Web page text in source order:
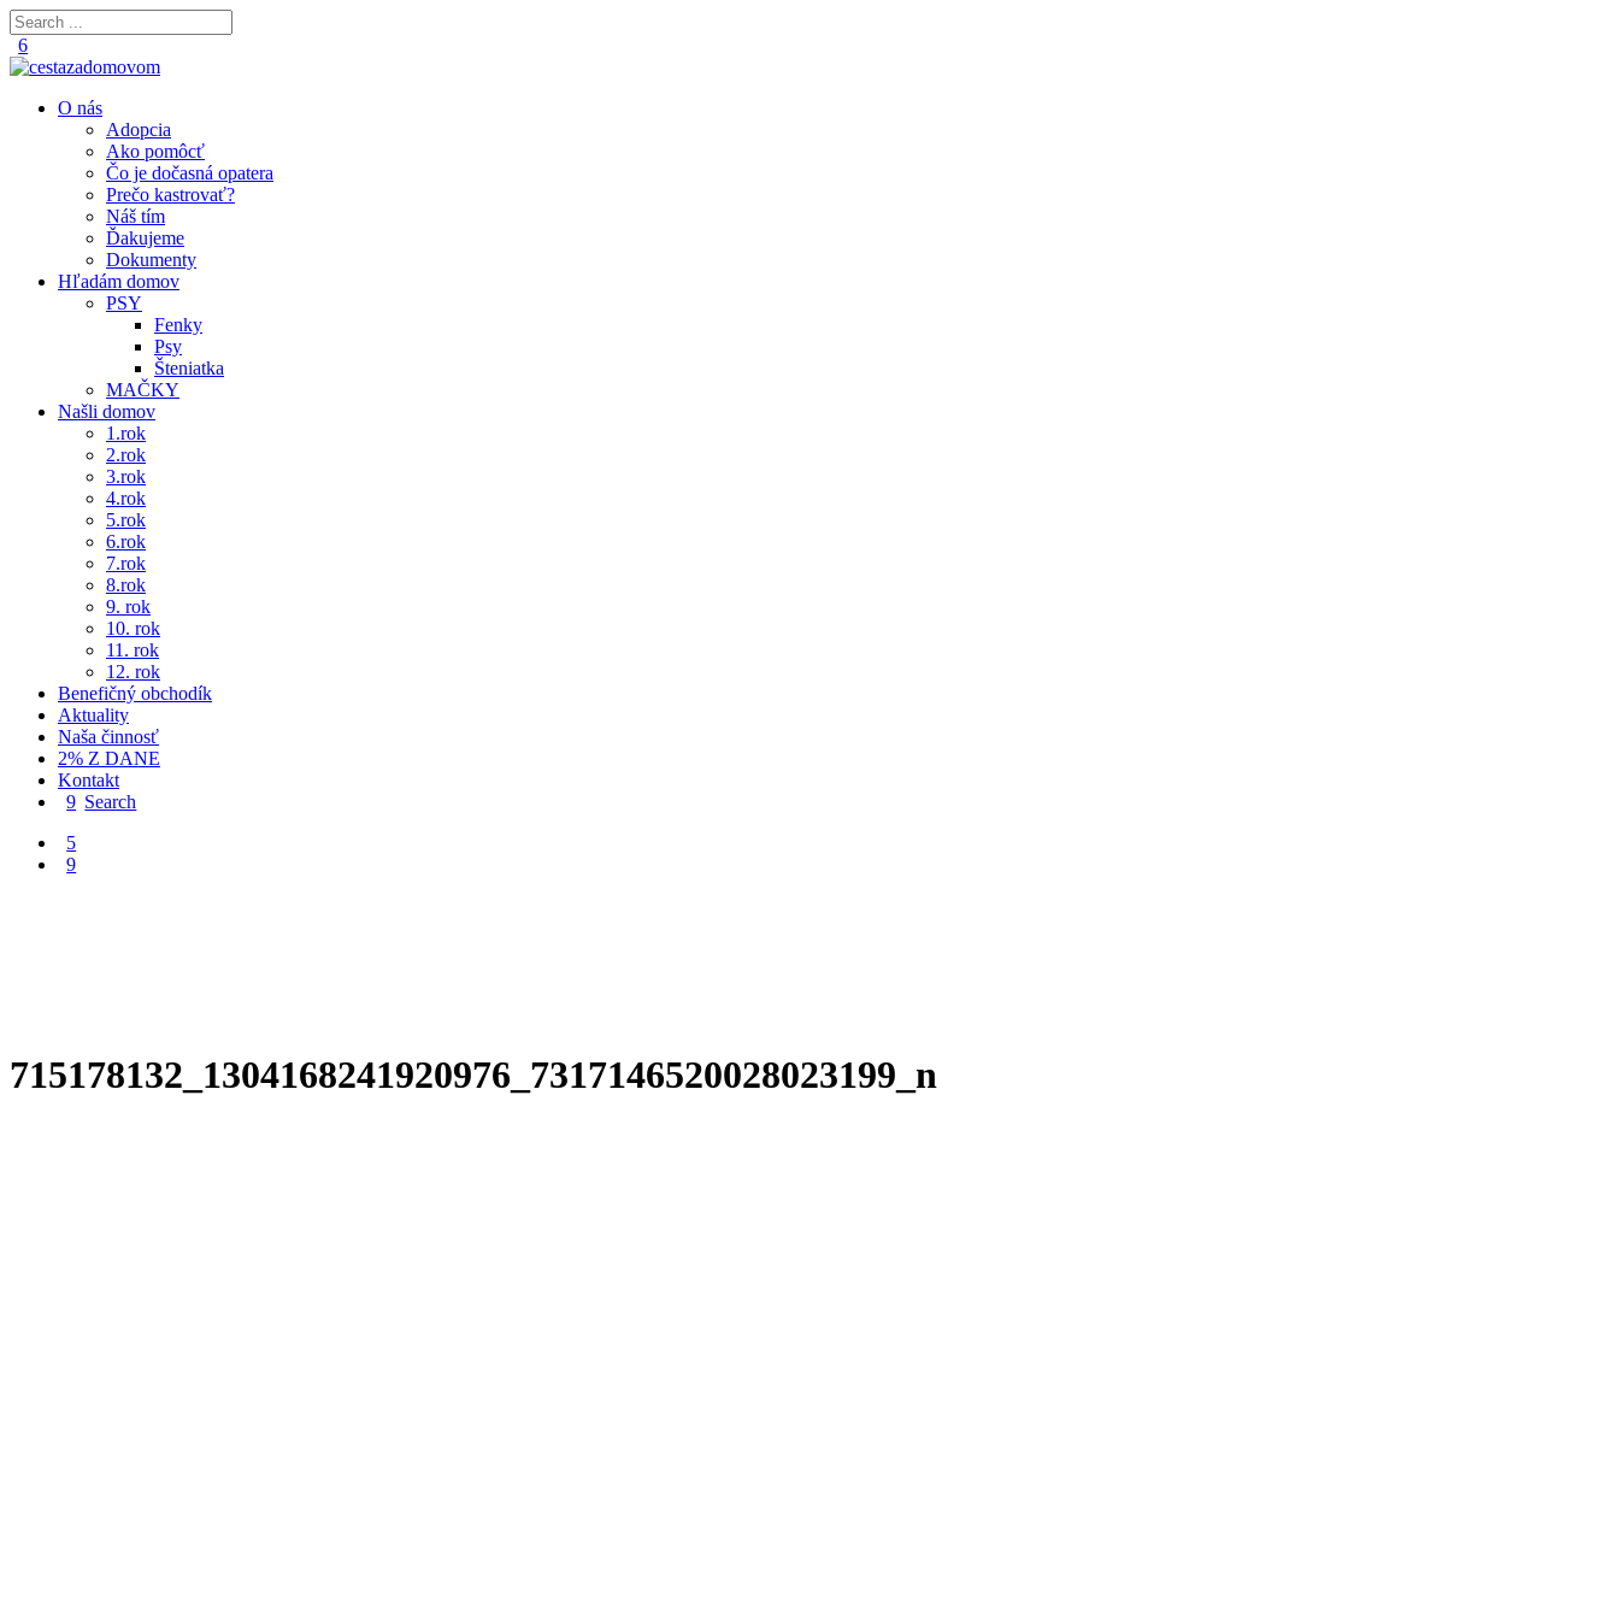
O nás
Adopcia
Ako pomôcť
Čo je dočasná opatera
Prečo kastrovať?
Náš tím
Ďakujeme
Dokumenty
Hľadám domov
PSY
Fenky
Psy
Šteniatka
MAČKY
Našli domov
1.rok
2.rok
3.rok
4.rok
5.rok
6.rok
7.rok
8.rok
9. rok
10. rok
11. rok
12. rok
Benefičný obchodík
Aktuality
Naša činnosť
2% Z DANE
Kontakt
Search
715178132_1304168241920976_7317146520028023199_n